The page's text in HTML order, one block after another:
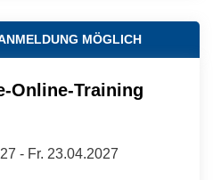
MÖGLICH
Online-Training
- Fr. 23.04.2027